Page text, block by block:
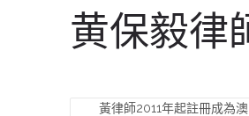
黄保毅律
黃律師2011年起註冊成為